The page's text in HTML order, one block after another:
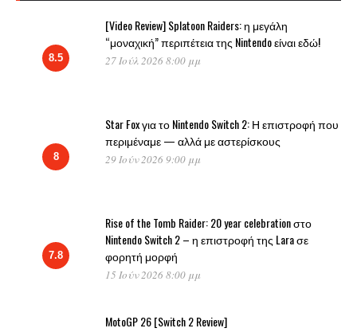
8.5
[Video Review] Splatoon Raiders: η μεγάλη
“μοναχική” περιπέτεια της Nintendo είναι εδώ!
27 Ιούλ 2026 8:00 μμ
8
Star Fox για το Nintendo Switch 2: Η επιστροφή που
περιμέναμε — αλλά με αστερίσκους
29 Ιούν 2026 9:00 μμ
7.8
Rise of the Tomb Raider: 20 year celebration στο
Nintendo Switch 2 – η επιστροφή της Lara σε
φορητή μορφή
15 Ιούν 2026 8:00 μμ
MotoGP 26 [Switch 2 Review]